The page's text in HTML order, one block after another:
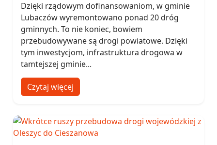
Dzięki rządowym dofinansowaniom, w gminie
Lubaczów wyremontowano ponad 20 dróg
gminnych. To nie koniec, bowiem
przebudowywane są drogi powiatowe. Dzięki
tym inwestycjom, infrastruktura drogowa w
tamtejszej gminie...
Czytaj więcej